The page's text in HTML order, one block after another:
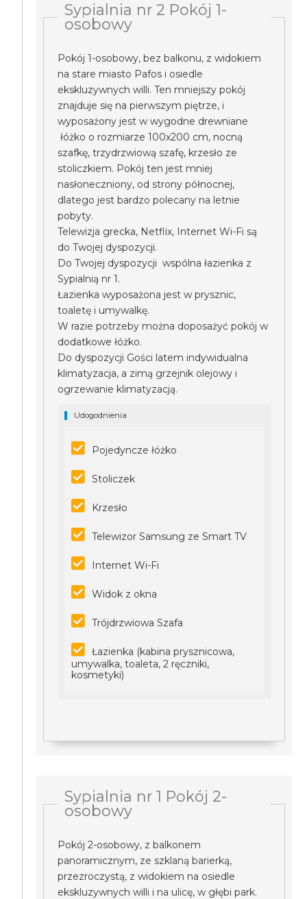
Sypialnia nr 2 Pokój 1-
osobowy
Pokój 1-osobowy, bez balkonu, z widokiem
na stare miasto Pafos i osiedle
ekskluzywnych willi. Ten mniejszy pokój
znajduje się na pierwszym piętrze, i
wyposażony jest w wygodne drewniane
łóżko o rozmiarze 100x200 cm, nocną
szafkę, trzydrzwiową szafę, krzesło ze
stoliczkiem. Pokój ten jest mniej
nasłoneczniony, od strony północnej,
dlatego jest bardzo polecany na letnie
pobyty.
Telewizja grecka, Netflix, Internet Wi-Fi są
do Twojej dyspozycji.
Do Twojej dyspozycji wspólna łazienka z
Sypialnią nr 1.
Łazienka wyposażona jest w prysznic,
toaletę i umywalkę.
W razie potrzeby można doposażyć pokój w
dodatkowe łóżko.
Do dyspozycji Gości latem indywidualna
klimatyzacja, a zimą grzejnik olejowy i
ogrzewanie klimatyzacją.
Udogodnienia
Pojedyncze łóżko
Stoliczek
Krzesło
Telewizor Samsung ze Smart TV
Internet Wi-Fi
Widok z okna
Trójdrzwiowa Szafa
Łazienka (kabina prysznicowa,
umywalka, toaleta, 2 ręczniki,
kosmetyki)
Sypialnia nr 1 Pokój 2-
osobowy
Pokój 2-osobowy, z balkonem
panoramicznym, ze szklaną barierką,
przezroczystą, z widokiem na osiedle
ekskluzywnych willi i na ulicę, w głębi park.